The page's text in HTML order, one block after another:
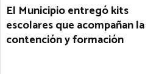
El Municipio entregó kits
escolares que acompañan la
contención y formación